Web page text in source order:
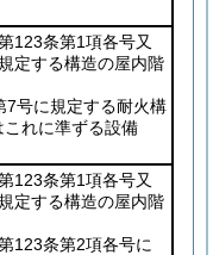
123条第1項各号又
定する構造の屋内階
号に規定する耐火構
れに準ずる設備
123条第1項各号又
定する構造の屋内階
123条第2項各号に